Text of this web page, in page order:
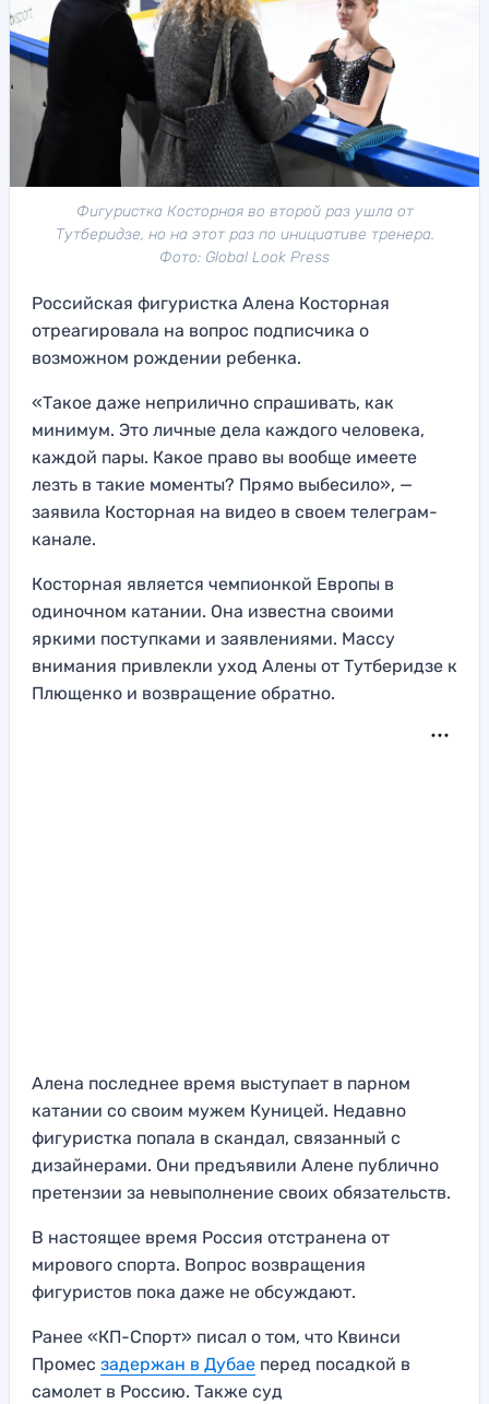
Фигуристка Косторная во второй раз ушла от
Тутберидзе, но на этот раз по инициативе тренера.
Фото: Global Look Press
Российская фигуристка Алена Косторная
отреагировала на вопрос подписчика о
возможном рождении ребенка.
«Такое даже неприлично спрашивать, как
минимум. Это личные дела каждого человека,
каждой пары. Какое право вы вообще имеете
лезть в такие моменты? Прямо выбесило», —
заявила Косторная на видео в своем телеграм-
канале.
Косторная является чемпионкой Европы в
одиночном катании. Она известна своими
яркими поступками и заявлениями. Массу
внимания привлекли уход Алены от Тутберидзе к
Плющенко и возвращение обратно.
Алена последнее время выступает в парном
катании со своим мужем Куницей. Недавно
фигуристка попала в скандал, связанный с
дизайнерами. Они предъявили Алене публично
претензии за невыполнение своих обязательств.
В настоящее время Россия отстранена от
мирового спорта. Вопрос возвращения
фигуристов пока даже не обсуждают.
Ранее «КП-Спорт» писал о том, что Квинси
Промес задержан в Дубае перед посадкой в
самолет в Россию. Также суд